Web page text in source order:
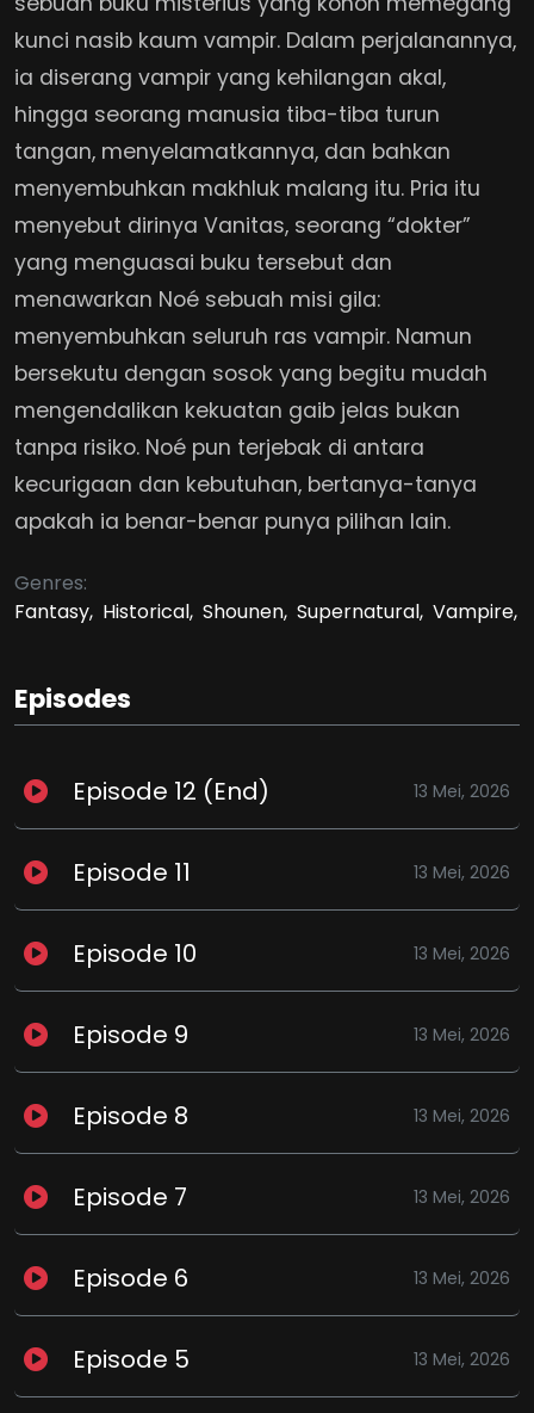
kunci nasib kaum vampir. Dalam perjalanannya,
ia diserang vampir yang kehilangan akal,
hingga seorang manusia tiba-tiba turun
tangan, menyelamatkannya, dan bahkan
menyembuhkan makhluk malang itu. Pria itu
menyebut dirinya Vanitas, seorang “dokter”
yang menguasai buku tersebut dan
menawarkan Noé sebuah misi gila:
menyembuhkan seluruh ras vampir. Namun
bersekutu dengan sosok yang begitu mudah
mengendalikan kekuatan gaib jelas bukan
tanpa risiko. Noé pun terjebak di antara
kecurigaan dan kebutuhan, bertanya-tanya
apakah ia benar-benar punya pilihan lain.
Genres:
Fantasy, Historical, Shounen, Supernatural, Vampire,
Episodes
Episode 12 (End) 13 Mei, 2026
Episode 11 13 Mei, 2026
Episode 10 13 Mei, 2026
Episode 9 13 Mei, 2026
Episode 8 13 Mei, 2026
Episode 7 13 Mei, 2026
Episode 6 13 Mei, 2026
Episode 5 13 Mei, 2026